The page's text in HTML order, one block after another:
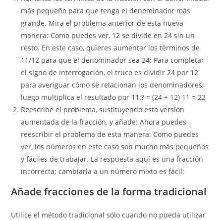
más pequeño para que tenga el denominador más
grande. Mira el problema anterior de esta nueva
manera: Como puedes ver, 12 se divide en 24 sin un
resto. En este caso, quieres aumentar los términos de
11/12 para que el denominador sea 24: Para completar
el signo de interrogación, el truco es dividir 24 por 12
para averiguar cómo se relacionan los denominadores;
luego multiplica el resultado por 11:? = (24 ÷ 12) 11 = 22
Reescribe el problema, sustituyendo esta versión
aumentada de la fracción, y añade: Ahora puedes
reescribir el problema de esta manera: Como puedes
ver, los números en este caso son mucho más pequeños
y fáciles de trabajar. La respuesta aquí es una fracción
incorrecta; cambiarla a un número mixto es fácil:
Añade fracciones de la forma tradicional
Utilice el método tradicional sólo cuando no pueda utilizar